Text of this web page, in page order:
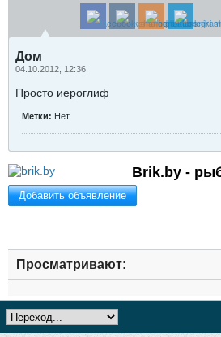
Дом
04.10.2012, 12:36
Просто иероглиф
Метки: Нет
Brik.by -
Добавить объявление
Просматривают: